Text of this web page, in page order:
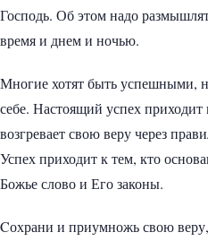
Господь. Об этом надо
время и днем и ночью.
Многие хотят быть успешными,
себе. Настоящий успех приходит
возгревает свою веру через
Успех приходит к тем, кто
Божье слово и Его законы.
Cохрани и приумножь свою